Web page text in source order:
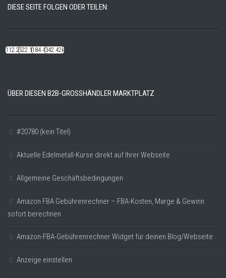
DIESE SEITE FOLGEN ODER TEILEN:
112.22k522.14k184.48k342.42k
ÜBER DIESEN B2B-GROSSHÄNDLER MARKTPLATZ
#20780 (kein Titel)
Aktuelle Edelmetall-Kurse direkt auf Ihrer Webseite
Allgemeine Geschäftsbedingungen
Amazon FBA Gebührenrechner – FBA-Kosten, Marge & Gewinn
sofort berechnen
Amazon-FBA-Gebührenrechner Widget für deinen Blog/Webseite
Anzeige einstellen